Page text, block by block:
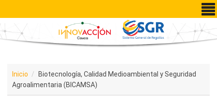
Pasar al contenido principal
Inicio
Biotecnología, Calidad Medioambiental y Seguridad
Agroalimentaria (BICAMSA)